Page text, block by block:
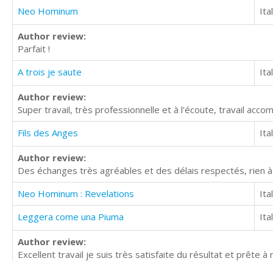
Neo Hominum
Author review:
Parfait !
A trois je saute
Author review:
Super travail, très professionnelle et à l'écoute, travail
Fils des Anges
Author review:
Des échanges très agréables et des délais respectés, rien
Neo Hominum : Revelations
Leggera come una Piuma
Author review:
Excellent travail je suis très satisfaite du résultat et prête à